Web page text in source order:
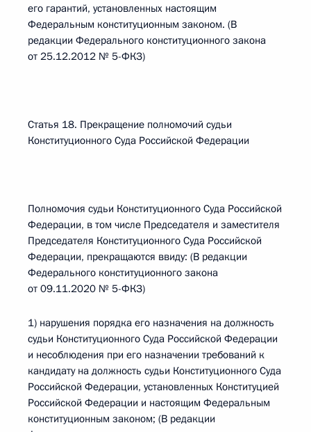
его гарантий, установленных настоящим
Федеральным конституционным законом. (В
редакции Федерального конституционного закона
от 25.12.2012 № 5-ФКЗ)
Статья 18. Прекращение полномочий судьи
Конституционного Суда Российской Федерации
Полномочия судьи Конституционного Суда Российской
Федерации, в том числе Председателя и заместителя
Председателя Конституционного Суда Российской
Федерации, прекращаются ввиду: (В редакции
Федерального конституционного закона
от 09.11.2020 № 5-ФКЗ)
1) нарушения порядка его назначения на должность
судьи Конституционного Суда Российской Федерации
и несоблюдения при его назначении требований к
кандидату на должность судьи Конституционного Суда
Российской Федерации, установленных Конституцией
Российской Федерации и настоящим Федеральным
конституционным законом; (В редакции